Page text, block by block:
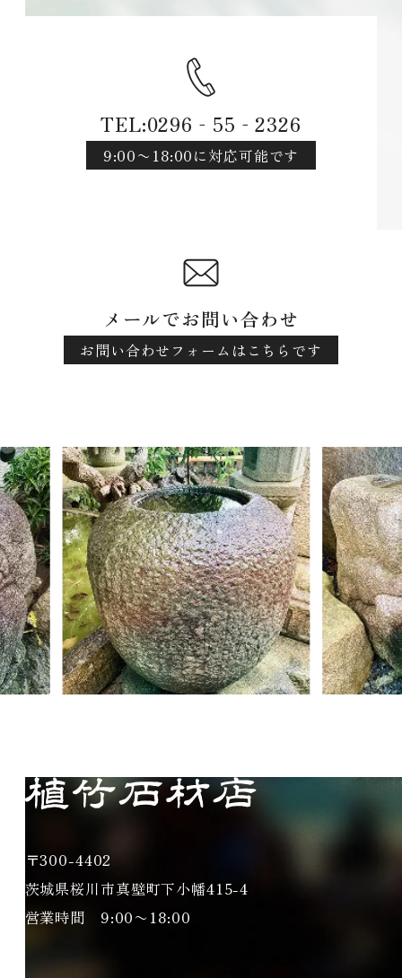
TEL:0296‐55‐2326
9:00〜18:00に対応可能です
メールでお問い合わせ
お問い合わせフォームはこちらです
〒300-4402
茨城県桜川市真壁町下小幡415-4
営業時間 9:00〜18:00